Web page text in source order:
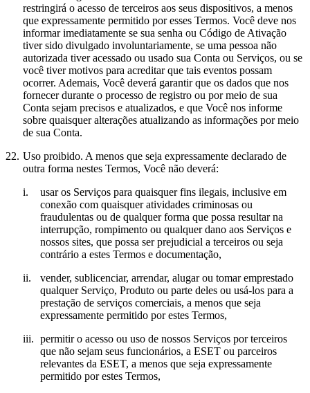
restringirá o acesso de terceiros aos seus dispositivos, a menos
que expressamente permitido por esses Termos. Você deve nos
informar imediatamente se sua senha ou Código de Ativação
tiver sido divulgado involuntariamente, se uma pessoa não
autorizada tiver acessado ou usado sua Conta ou Serviços, ou se
você tiver motivos para acreditar que tais eventos possam
ocorrer. Ademais, Você deverá garantir que os dados que nos
fornecer durante o processo de registro ou por meio de sua
Conta sejam precisos e atualizados, e que Você nos informe
sobre quaisquer alterações atualizando as informações por meio
de sua Conta.
22. Uso proibido. A menos que seja expressamente declarado de
outra forma nestes Termos, Você não deverá:
i.
usar os Serviços para quaisquer fins ilegais, inclusive em
conexão com quaisquer atividades criminosas ou
fraudulentas ou de qualquer forma que possa resultar na
interrupção, rompimento ou qualquer dano aos Serviços e
nossos sites, que possa ser prejudicial a terceiros ou seja
contrário a estes Termos e documentação,
ii.
vender, sublicenciar, arrendar, alugar ou tomar emprestado
qualquer Serviço, Produto ou parte deles ou usá-los para a
prestação de serviços comerciais, a menos que seja
expressamente permitido por estes Termos,
iii. permitir o acesso ou uso de nossos Serviços por terceiros
que não sejam seus funcionários, a ESET ou parceiros
relevantes da ESET, a menos que seja expressamente
permitido por estes Termos,